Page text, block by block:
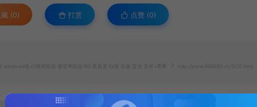
(0) 打赏 点赞 (0)
windows端 白猪登陆器 微变单职业180 星辰变 白猪 攻速 盘古 安卓+苹果 http://www.668899.cn/1570.html